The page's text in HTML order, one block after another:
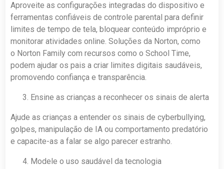
Aproveite as configurações integradas do dispositivo e
ferramentas confiáveis de controle parental para definir
limites de tempo de tela, bloquear conteúdo impróprio e
monitorar atividades online. Soluções da Norton, como
o Norton Family com recursos como o School Time,
podem ajudar os pais a criar limites digitais saudáveis,
promovendo confiança e transparência.
Ensine as crianças a reconhecer os sinais de alerta
Ajude as crianças a entender os sinais de cyberbullying,
golpes, manipulação de IA ou comportamento predatório
e capacite-as a falar se algo parecer estranho.
Modele o uso saudável da tecnologia